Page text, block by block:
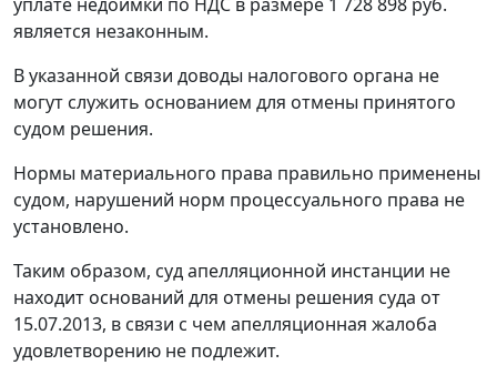
уплате недоимки по НДС в размере 1 728 898 руб.
является незаконным.
В указанной связи доводы налогового органа не
могут служить основанием для отмены принятого
судом решения.
Нормы материального права правильно применены
судом, нарушений норм процессуального права не
установлено.
Таким образом, суд апелляционной инстанции не
находит оснований для отмены решения суда от
15.07.2013, в связи с чем апелляционная жалоба
удовлетворению не подлежит.